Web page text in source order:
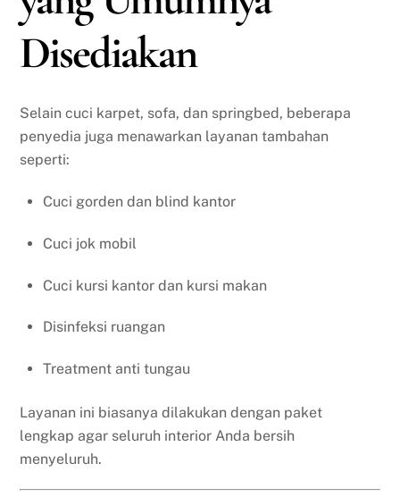
Disediakan
Selain cuci karpet, sofa, dan springbed, beberapa
penyedia juga menawarkan layanan tambahan
seperti:
Cuci gorden dan blind kantor
Cuci jok mobil
Cuci kursi kantor dan kursi makan
Disinfeksi ruangan
Treatment anti tungau
Layanan ini biasanya dilakukan dengan paket
lengkap agar seluruh interior Anda bersih
menyeluruh.